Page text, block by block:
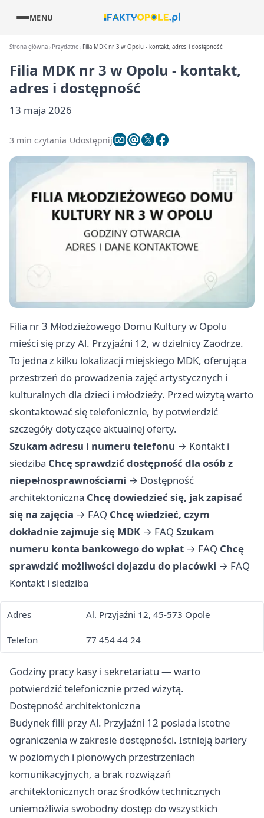
MENU
Strona główna Przydatne Filia MDK nr 3 w Opolu - kontakt, adres i dostępność
Filia MDK nr 3 w Opolu - kontakt,
adres i dostępność
13 maja 2026
3 min czytania Udostępnij
Filia nr 3 Młodzieżowego Domu Kultury w Opolu
mieści się przy Al. Przyjaźni 12, w dzielnicy Zaodrze.
To jedna z kilku lokalizacji miejskiego MDK, oferująca
przestrzeń do prowadzenia zajęć artystycznych i
kulturalnych dla dzieci i młodzieży. Przed wizytą warto
skontaktować się telefonicznie, by potwierdzić
szczegóły dotyczące aktualnej oferty.
Szukam adresu i numeru telefonu → Kontakt i
siedziba Chcę sprawdzić dostępność dla osób z
niepełnosprawnościami → Dostępność
architektoniczna Chcę dowiedzieć się, jak zapisać
się na zajęcia → FAQ Chcę wiedzieć, czym
dokładnie zajmuje się MDK → FAQ Szukam
numeru konta bankowego do wpłat → FAQ Chcę
sprawdzić możliwości dojazdu do placówki → FAQ
Kontakt i siedziba
Adres Al. Przyjaźni 12, 45-573 Opole
Telefon 77 454 44 24
Godziny pracy kasy i sekretariatu — warto
potwierdzić telefonicznie przed wizytą.
Dostępność architektoniczna
Budynek filii przy Al. Przyjaźni 12 posiada istotne
ograniczenia w zakresie dostępności. Istnieją bariery
w poziomych i pionowych przestrzeniach
komunikacyjnych, a brak rozwiązań
architektonicznych oraz środków technicznych
uniemożliwia swobodny dostęp do wszystkich